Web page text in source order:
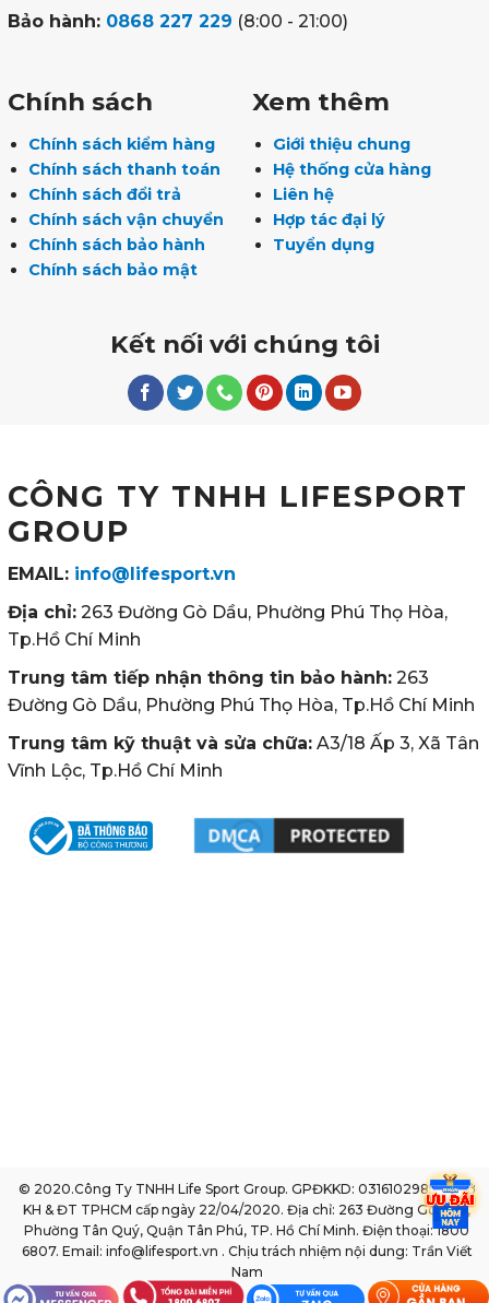
Bảo hành: 0868 227 229 (8:00 - 21:00)
Chính sách
Chính sách kiểm hàng
Chính sách thanh toán
Chính sách đổi trả
Chính sách vận chuyển
Chính sách bảo hành
Chính sách bảo mật
Xem thêm
Giới thiệu chung
Hệ thống cửa hàng
Liên hệ
Hợp tác đại lý
Tuyển dụng
Kết nối với chúng tôi
CÔNG TY TNHH LIFESPORT
GROUP
EMAIL: info@lifesport.vn
Địa chỉ: 263 Đường Gò Dầu, Phường Phú Thọ Hòa,
Tp.Hồ Chí Minh
Trung tâm tiếp nhận thông tin bảo hành: 263
Đường Gò Dầu, Phường Phú Thọ Hòa, Tp.Hồ Chí Minh
Trung tâm kỹ thuật và sửa chữa: A3/18 Ấp 3, Xã Tân
Vĩnh Lộc, Tp.Hồ Chí Minh
© 2020.Công Ty TNHH Life Sport Group. GPĐKKD: 0316102985 do sở
KH & ĐT TPHCM cấp ngày 22/04/2020. Địa chỉ: 263 Đường Gò Dầu,
Phường Tân Quý, Quận Tân Phú, TP. Hồ Chí Minh. Điện thoại: 1800
6807. Email: info@lifesport.vn . Chịu trách nhiệm nội dung: Trần Viết
Nam